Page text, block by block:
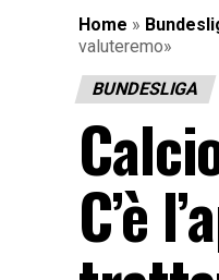
Home »
valuteremo»
BUNDESLIGA
C’è